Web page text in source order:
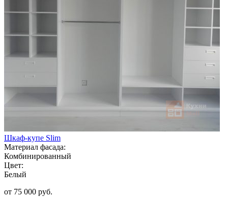
Шкаф-купе Slim
Материал фасада:
Комбинированный
Цвет:
Белый
от 75 000 руб.